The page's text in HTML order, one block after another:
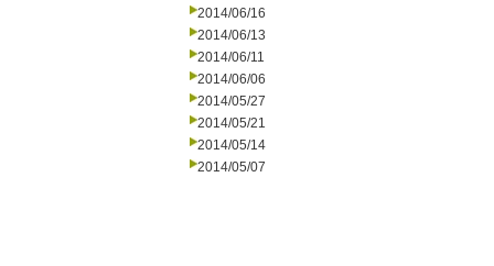
2014/06/16
2014/06/13
2014/06/11
2014/06/06
2014/05/27
2014/05/21
2014/05/14
2014/05/07